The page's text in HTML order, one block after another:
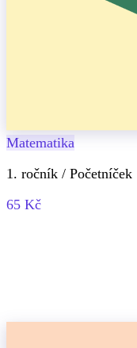
Matematika
1. ročník / Početníček
65 Kč